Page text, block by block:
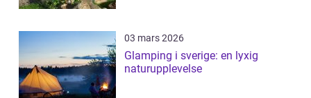
03 mars 2026
Glamping i sverige: en lyxig
naturupplevelse